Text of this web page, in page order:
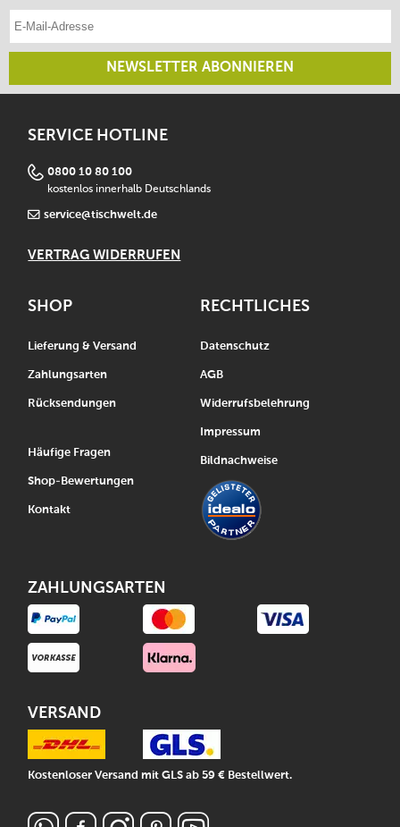
NEWSLETTER ABONNIEREN
SERVICE HOTLINE
0800 10 80 100
kostenlos innerhalb Deutschlands
service@tischwelt.de
VERTRAG WIDERRUFEN
SHOP
Lieferung & Versand
Zahlungsarten
Rücksendungen
Häufige Fragen
Shop-Bewertungen
Kontakt
RECHTLICHES
Datenschutz
AGB
Widerrufsbelehrung
Impressum
Bildnachweise
ZAHLUNGSARTEN
VERSAND
Kostenloser Versand mit GLS ab 59 € Bestellwert.